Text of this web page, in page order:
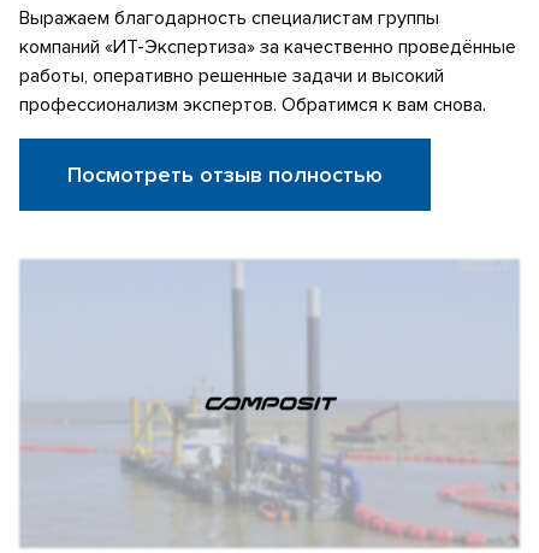
Выражаем благодарность специалистам группы
компаний «ИТ-Экспертиза» за качественно проведённые
работы, оперативно решенные задачи и высокий
профессионализм экспертов. Обратимся к вам снова.
Посмотреть отзыв полностью